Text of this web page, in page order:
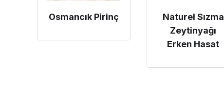
Osmancık Pirinç
Naturel Sızma
Zeytinyağı
Erken Hasat